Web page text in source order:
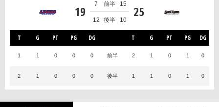
19 25
前半
7 15
後半
12 10
T G PT PG DG T G PT PG DG
1 1 0 0 0 前半 2 1 0 1 0
2 1 0 0 0 後半 1 1 0 1 0